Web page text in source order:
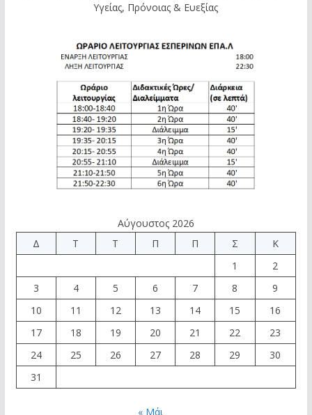
Υγείας, Πρόνοιας & Ευεξίας
Αύγουστος 2026
Δ
Τ Τ Π Π Σ
Κ
1
2
3
4 5 6 7 8
9
10
11 12 13 14 15
16
17
18 19 20 21 22
23
24
25 26 27 28 29
30
31
« Μάι